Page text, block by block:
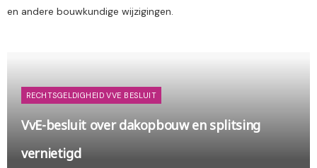
en andere bouwkundige wijzigingen.
RECHTSGELDIGHEID VVE BESLUIT
VvE-besluit over dakopbouw en splitsing
vernietigd